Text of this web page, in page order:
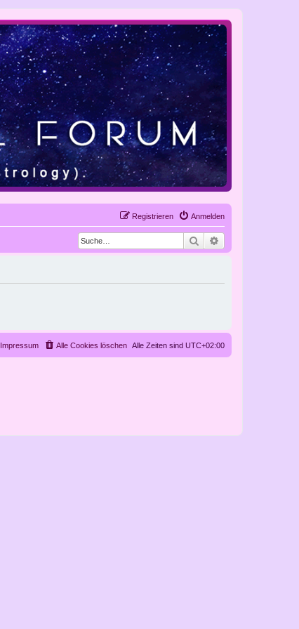
Anmelden
Registrieren
Suche
Alle Zeiten sind UTC+02:00
Alle Cookies löschen
Impressum